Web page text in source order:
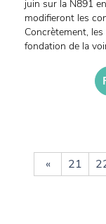
juin sur la N891
modifieront les
Concrètement,
fondation de la
« 21